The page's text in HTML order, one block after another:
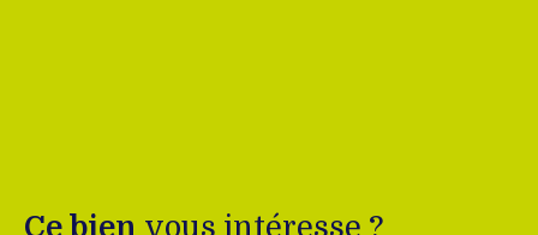
Ce bien vous intéresse ?